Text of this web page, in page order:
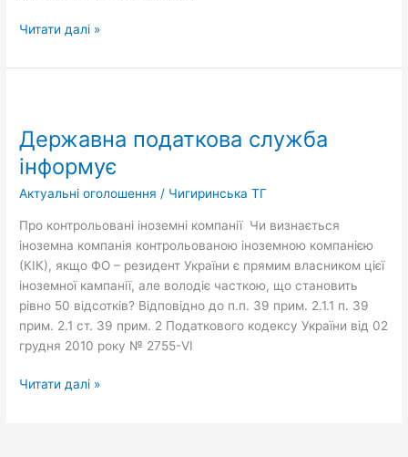
Читати далі »
Державна податкова служба
інформує
Актуальні оголошення / Чигиринська ТГ
Про контрольовані іноземні компанії Чи визнається
іноземна компанія контрольованою іноземною компанією
(КІК), якщо ФО – резидент України є прямим власником цієї
іноземної кампанії, але володіє часткою, що становить
рівно 50 відсотків? Відповідно до п.п. 39 прим. 2.1.1 п. 39
прим. 2.1 ст. 39 прим. 2 Податкового кодексу України від 02
грудня 2010 року № 2755-VI
служба
інформує
Читати далі »